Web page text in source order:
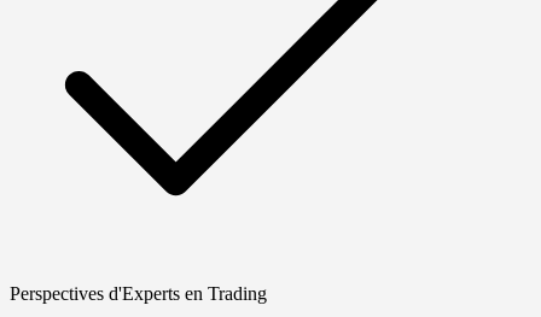
Perspectives d'Experts en Trading